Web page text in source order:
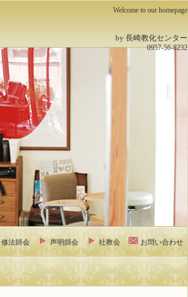
Welcome to our homepage
by 長崎教化センター
0957-56-8232
修法師会 声明師会 社教会 お問い合わせ